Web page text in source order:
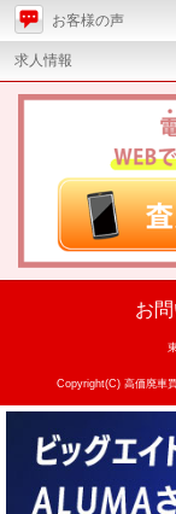
お客様の声
求人情報
お
Copyright(C) 高価廃車